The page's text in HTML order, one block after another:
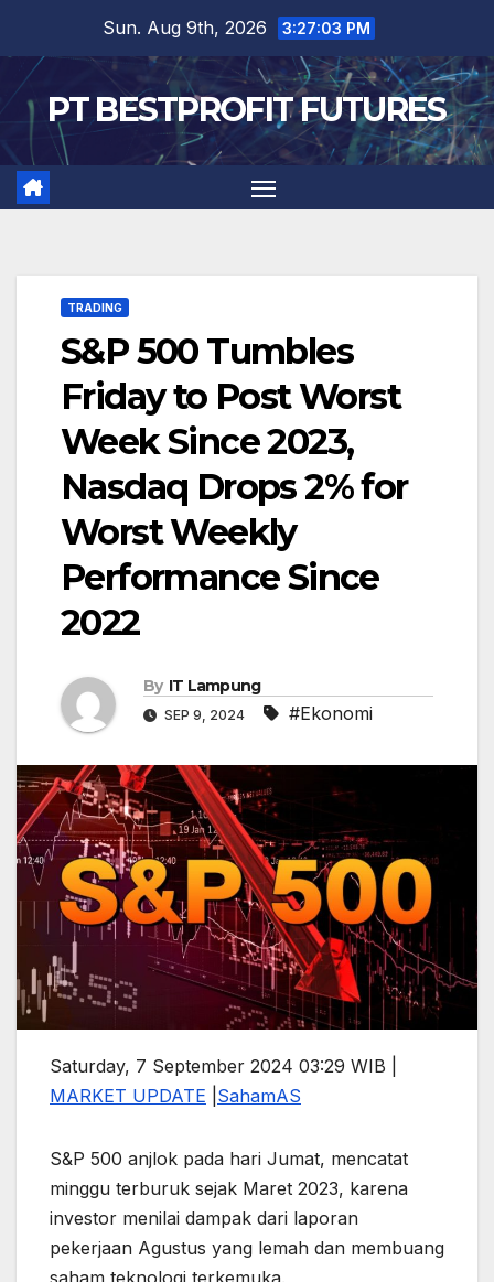
content
Sun. Aug 9th, 2026 3:27:04 PM
PT BESTPROFIT FUTURES
TRADING
S&P 500 Tumbles
Friday to Post Worst
Week Since 2023,
Nasdaq Drops 2% for
Worst Weekly
Performance Since
2022
By IT Lampung
SEP 9, 2024 #Ekonomi
Saturday, 7 September 2024 03:29 WIB |
MARKET UPDATE SahamAS
S&P 500 anjlok pada hari Jumat, mencatat
minggu terburuk sejak Maret 2023, karena
investor menilai dampak dari laporan
pekerjaan Agustus yang lemah dan membuang